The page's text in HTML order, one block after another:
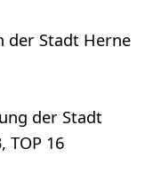
der Stadt Herne
der Stadt
TOP 16